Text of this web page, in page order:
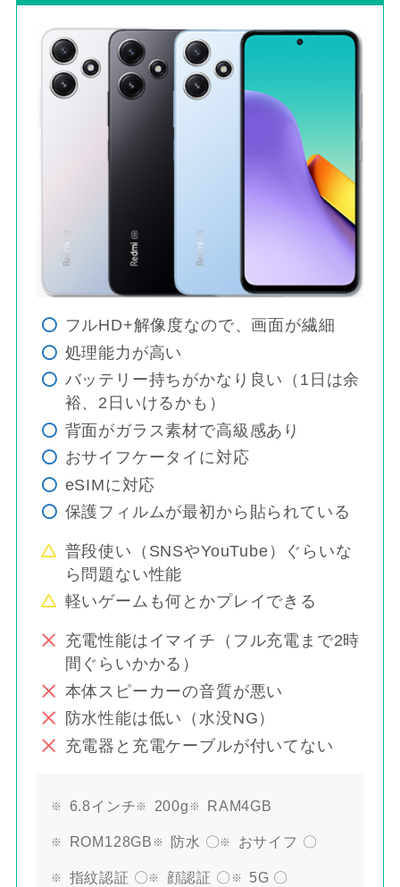
フルHD+解像度なので、画面が繊細
処理能力が高い
バッテリー持ちがかなり良い（1日は余
裕、2日いけるかも）
背面がガラス素材で高級感あり
おサイフケータイに対応
eSIMに対応
保護フィルムが最初から貼られている
普段使い（SNSやYouTube）ぐらいな
ら問題ない性能
軽いゲームも何とかプレイできる
充電性能はイマイチ（フル充電まで2時
間ぐらいかかる）
本体スピーカーの音質が悪い
防水性能は低い（水没NG）
充電器と充電ケーブルが付いてない
6.8インチ 200g RAM4GB
ROM128GB 防水 〇 おサイフ 〇
指紋認証 〇 顔認証 〇 5G 〇